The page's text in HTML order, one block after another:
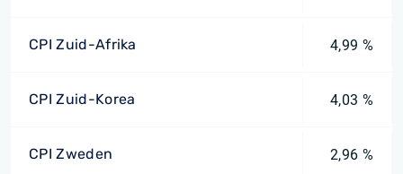
CPI Zuid-Afrika 4,99 %
CPI Zuid-Korea 4,03 %
CPI Zweden 2,96 %